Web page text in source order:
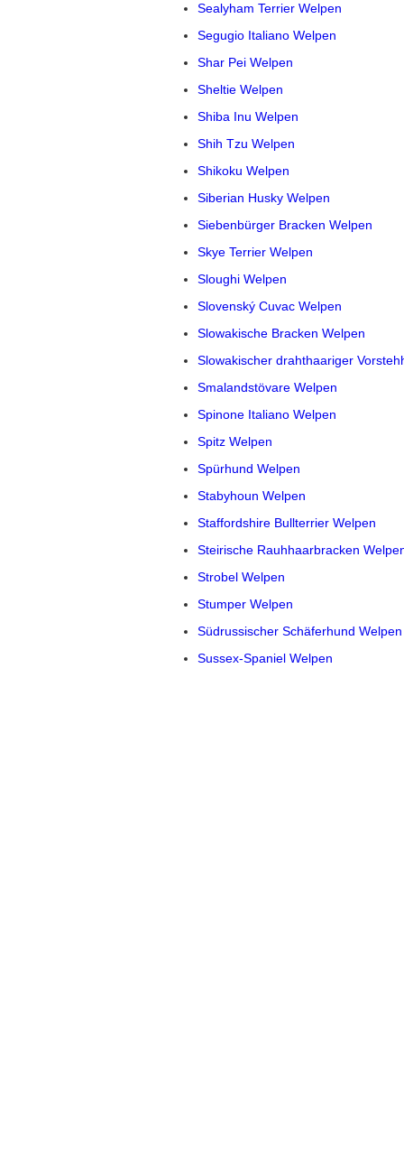
Sealyham Terrier Welpen
Segugio Italiano Welpen
Shar Pei Welpen
Sheltie Welpen
Shiba Inu Welpen
Shih Tzu Welpen
Shikoku Welpen
Siberian Husky Welpen
Siebenbürger Bracken Welpen
Skye Terrier Welpen
Sloughi Welpen
Slovenský Cuvac Welpen
Slowakische Bracken Welpen
Slowakischer drahthaariger
Smalandstövare Welpen
Spinone Italiano Welpen
Spitz Welpen
Spürhund Welpen
Stabyhoun Welpen
Staffordshire Bullterrier Welpen
Steirische Rauhhaarbracken
Strobel Welpen
Stumper Welpen
Südrussischer Schäferhund Welpen
Sussex-Spaniel Welpen